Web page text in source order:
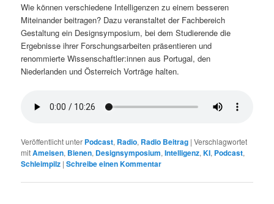
Wie können verschiedene Intelligenzen zu einem besseren
Miteinander beitragen? Dazu veranstaltet der Fachbereich
Gestaltung ein Designsymposium, bei dem Studierende die
Ergebnisse ihrer Forschungsarbeiten präsentieren und
renommierte Wissenschaftler:innen aus Portugal, den
Niederlanden und Österreich Vorträge halten.
Veröffentlicht unter Podcast, Radio, Radio Beitrag |Verschlagwortet
mitAmeisen, Bienen, Designsymposium,Intelligenz,KI, Podcast,
Schleimpilz |Schreibe einen Kommentar